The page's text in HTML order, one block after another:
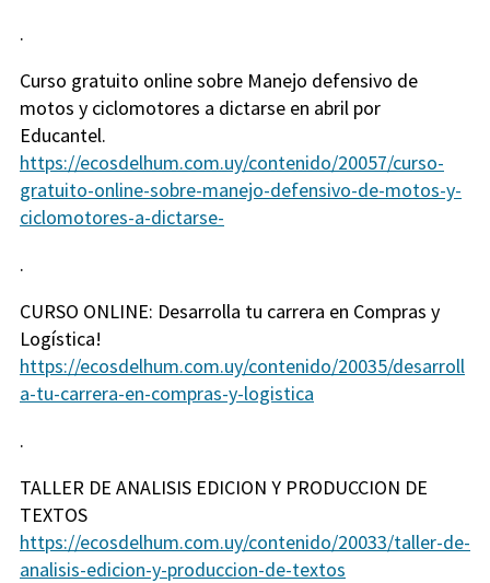
.
Curso gratuito online sobre Manejo defensivo de
motos y ciclomotores a dictarse en abril por
Educantel.
https://ecosdelhum.com.uy/contenido/20057/curso-
gratuito-online-sobre-manejo-defensivo-de-motos-y-
ciclomotores-a-dictarse-
.
CURSO ONLINE: Desarrolla tu carrera en Compras y
Logística!
https://ecosdelhum.com.uy/contenido/20035/desarroll
a-tu-carrera-en-compras-y-logistica
.
TALLER DE ANALISIS EDICION Y PRODUCCION DE
TEXTOS
https://ecosdelhum.com.uy/contenido/20033/taller-de-
analisis-edicion-y-produccion-de-textos